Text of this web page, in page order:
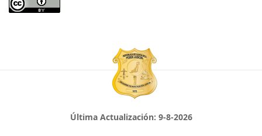
Última Actualización: 9-8-2026